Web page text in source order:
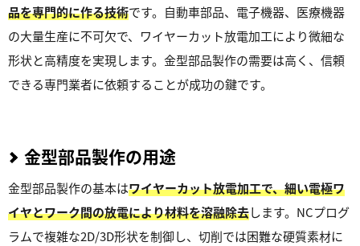
品を専門的に作る技術です。自動車部品、電子機器、医療機器
の大量生産に不可欠で、ワイヤーカット放電加工により微細な
形状と高精度を実現します。金型部品製作の需要は高く、信頼
できる専門業者に依頼することが成功の鍵です。
金型部品製作の用途
金型部品製作の基本はワイヤーカット放電加工で、細い電極ワ
イヤとワーク間の放電により材料を溶融除去します。NCプログ
ラムで複雑な2D/3D形状を制御し、切削では困難な硬質素材に